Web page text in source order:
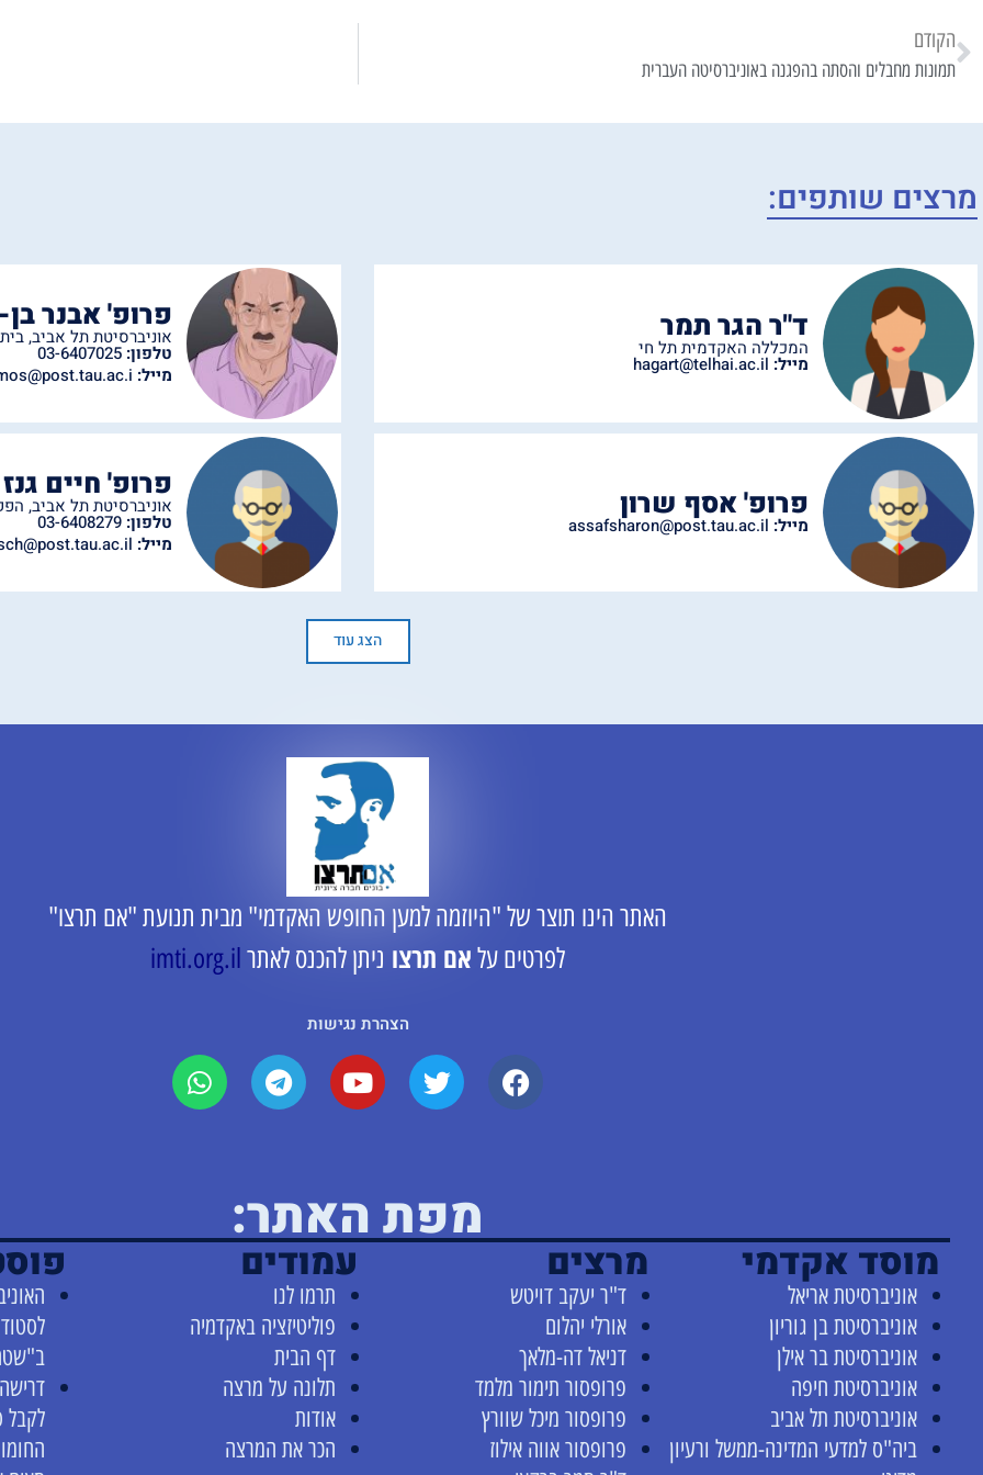
הקודם
תמונות מחבלים והסתה בהפגנה באוניברסיטה העברית
מרצים שותפים:
ד"ר הגר תמר
המכללה האקדמית תל חי
מייל: hagart@telhai.ac.il
פרופ' אבנר
אוניברסיטת תל אביב,
טלפון:
מייל:
פרופ' אסף שרון
מייל: assafsharon@post.tau.ac.il
פרופ' חיים גנז
אוניברסיטת תל אביב,
טלפון:
מייל:
הצג עוד
האתר הינו תוצר של "היוזמה למען החופש האקדמי" מבית תנועת "אם תרצו"
לפרטים על אם תרצו ניתן להכנס לאתר imti.org.il
הצהרת נגישות
מפת האתר:
מוסד אקדמי
אוניברסיטת אריאל
אוניברסיטת בן גוריון
אוניברסיטת בר אילן
אוניברסיטת חיפה
אוניברסיטת תל אביב
ביה"ס למדעי המדינה-ממשל ורעיון
מרצים
ד"ר יעקב דויטש
אורלי יהלום
דניאל דה-מלאך
פרופסור תימור מלמד
פרופסור מיכל שוורץ
פרופסור אווה אילוז
עמודים
תרמו לנו
פוליטיזציה באקדמיה
דף הבית
תלונה על מרצה
אודות
הכר את המרצה
לקבל